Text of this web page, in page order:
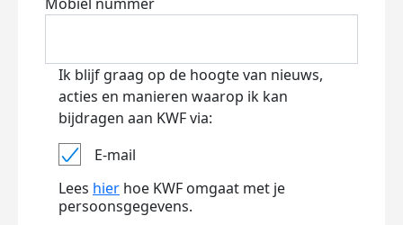
Ik blijf graag op de hoogte van nieuws,
acties en manieren waarop ik kan
bijdragen aan KWF via:
E-mail
Lees hier hoe KWF omgaat met je
persoonsgegevens.